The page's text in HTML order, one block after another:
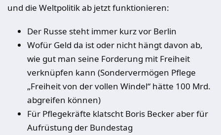
und die Weltpolitik ab jetzt funktionieren:
Der Russe steht immer kurz vor Berlin
Wofür Geld da ist oder nicht hängt davon ab,
wie gut man seine Forderung mit Freiheit
verknüpfen kann (Sondervermögen Pflege
„Freiheit von der vollen Windel“ hätte 100 Mrd.
abgreifen können)
Für Pflegekräfte klatscht Boris Becker aber für
Aufrüstung der Bundestag